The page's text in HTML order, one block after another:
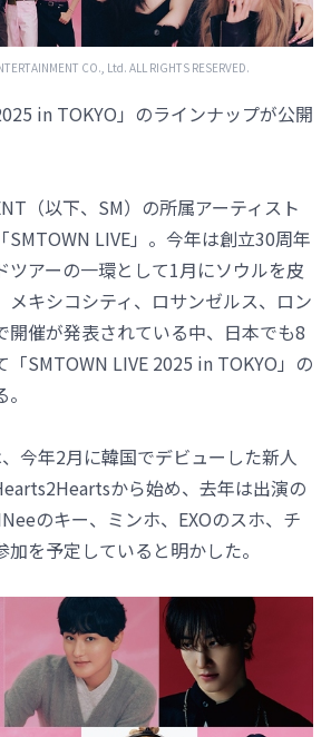
CO., Ltd. ALL RIGHTS RESERVED.
in TOKYO」のラインナップが公開
（以下、SM）の所属アーティスト
SMTOWN LIVE」。今年は創立30周年
ツアーの一環として1月にソウルを皮
メキシコシティ、ロサンゼルス、ロン
開催が発表されている中、日本でも8
「SMTOWN LIVE 2025 in TOKYO」の
今年2月に韓国でデビューした新人
から始め、去年は出演の
のキー、ミンホ、EXOのスホ、チ
を予定していると明かした。